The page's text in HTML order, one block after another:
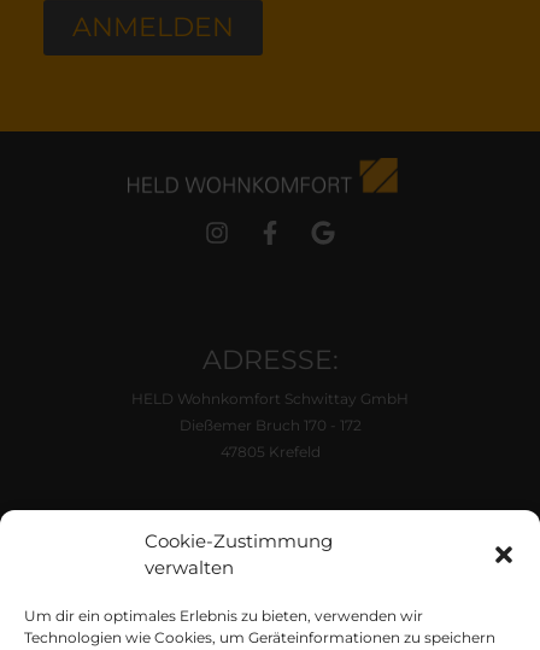
Cookie-Zustimmung
verwalten
Um dir ein optimales Erlebnis zu bieten, verwenden wir
Technologien wie Cookies, um Geräteinformationen zu speichern
ANMELDEN
ADRESSE:
HELD Wohnkomfort Schwittay GmbH
Dießemer Bruch 170 - 172
47805 Krefeld
Di. - Fr. 10:00 - 18:00 Uhr
KONTAKT